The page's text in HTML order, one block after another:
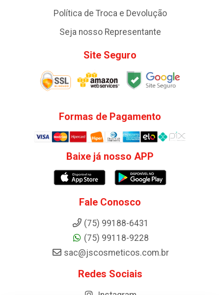
Política de Troca e Devolução
Seja nosso Representante
Site Seguro
Formas de Pagamento
Baixe já nosso APP
Fale Conosco
(75) 99188-6431
(75) 99118-9228
sac@jscosmeticos.com.br
Redes Sociais